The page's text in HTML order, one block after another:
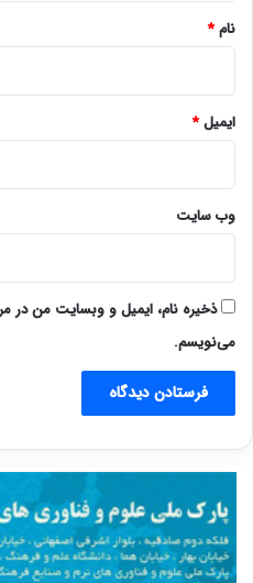
نام*
ایمیل*
وب‌ سایت
ذخیره نام، ایمیل و وبسایت من در
می‌نویسم.